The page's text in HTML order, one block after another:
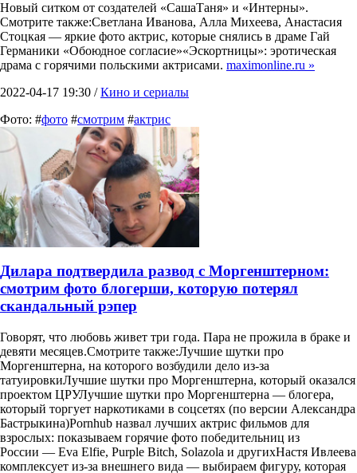
Новый ситком от создателей «СашаТаня» и «Интерны».
Смотрите также:Светлана Иванова, Алла Михеева, Анастасия
Стоцкая — яркие фото актрис, которые снялись в драме Гай
Германики «Обоюдное согласие»«Эскортницы»: эротическая
драма с горячими польскими актрисами. maximonline.ru »
2022-04-17 19:30 /Кино и сериалы
Фото: #фото #смотрим #актрис
Дилара подтвердила развод с Моргенштерном:
смотрим фото блогерши, которую потерял
скандальный рэпер
Говорят, что любовь живет три года. Пара не прожила в браке и
девяти месяцев.Смотрите также:Лучшие шутки про
Моргенштерна, на которого возбудили дело из-за
татуировкиЛучшие шутки про Моргенштерна, который оказался
проектом ЦРУЛучшие шутки про Моргенштерна — блогера,
который торгует наркотиками в соцсетях (по версии Александра
Бастрыкина)Pornhub назвал лучших актрис фильмов для
взрослых: показываем горячие фото победительниц из
России — Eva Elfie, Purple Bitch, Solazola и другихНастя Ивлеева
комплексует из-за внешнего вида — выбираем фигуру, которая